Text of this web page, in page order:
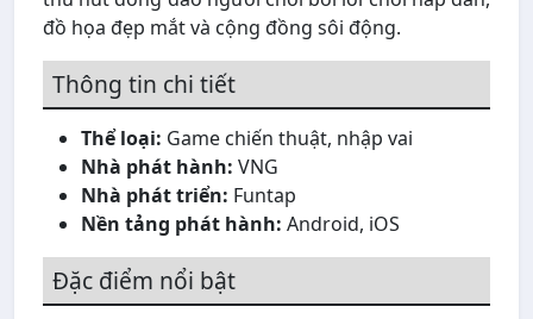
đồ họa đẹp mắt và cộng đồng sôi động.
Thông tin chi tiết
Thể loại: Game chiến thuật, nhập vai
Nhà phát hành: VNG
Nhà phát triển: Funtap
Nền tảng phát hành: Android, iOS
Đặc điểm nổi bật